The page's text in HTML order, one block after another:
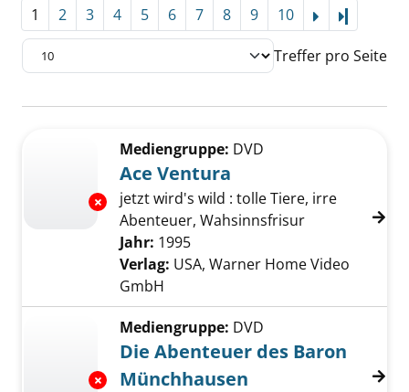
1 2 3 4 5 6 7 8 9 10
Treffer pro Seite
Zu den Suchfiltern springen
Exemplar-Details von Ace Ventura anzeigen
Mediengruppe: DVD
Ace Ventura
jetzt wird's wild : tolle Tiere, irre
Abenteuer, Wahsinnsfrisur
Suche nach diesem Verfasser
Jahr: 1995
Verlag: USA, Warner Home Video
GmbH
Exemplar-Details von Die Abenteuer des
Mediengruppe: DVD
Die Abenteuer des Baron
Münchhausen